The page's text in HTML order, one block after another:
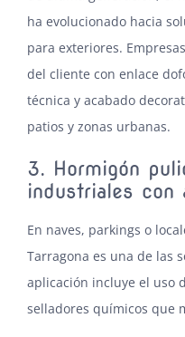
ha evolucionado hacia
para exteriores.
del cliente con enlace
técnica y acabado
patios y zonas urbanas.
3. Hormigón
industriales con
En naves, parkings o
Tarragona es una de las
aplicación incluye el uso
selladores químicos que